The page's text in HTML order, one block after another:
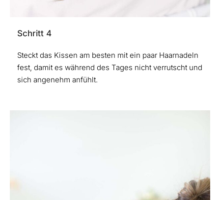
Schritt 4
Steckt das Kissen am besten mit ein paar Haarnadeln
fest, damit es während des Tages nicht verrutscht und
sich angenehm anfühlt.